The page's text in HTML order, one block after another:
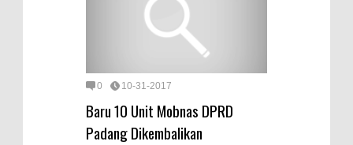
0 10-31-2017
Baru 10 Unit Mobnas DPRD
Padang Dikembalikan